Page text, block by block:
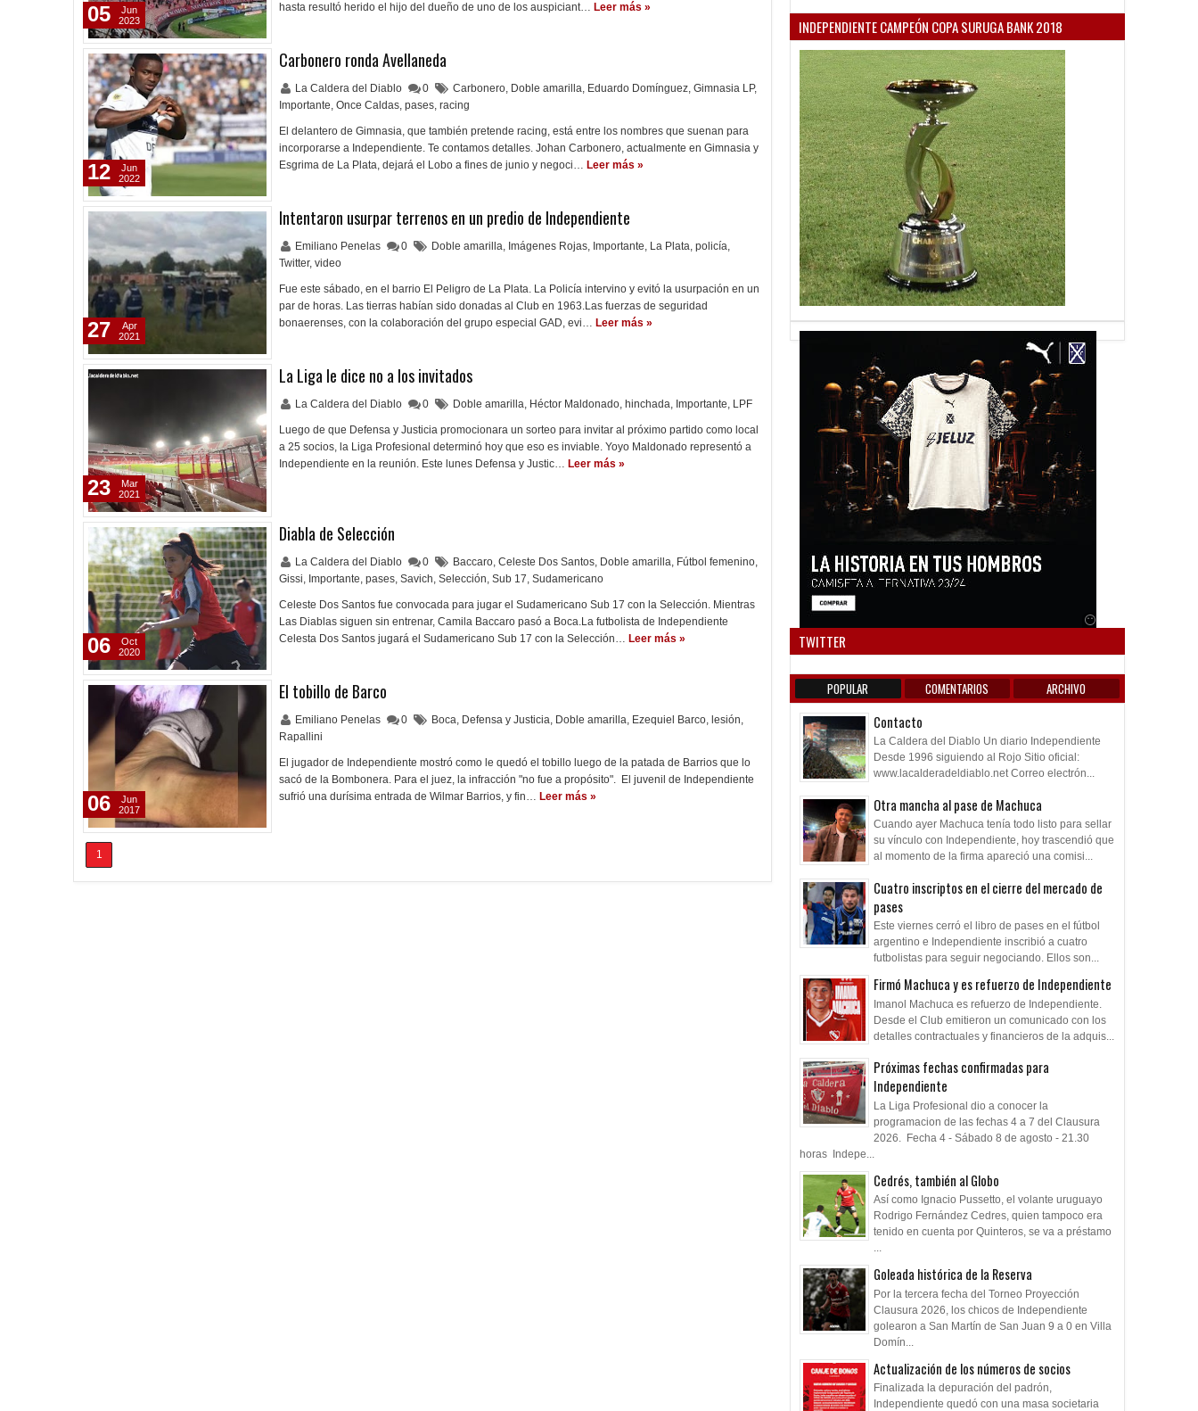
hasta resultó herido el hijo del dueño de uno de los auspiciant… Leer más »
05
Jun
2023
Carbonero ronda Avellaneda
La Caldera del Diablo 0 Carbonero, Doble amarilla, Eduardo Domínguez, Gimnasia LP,
Importante, Once Caldas, pases, racing
El delantero de Gimnasia, que también pretende racing, está entre los nombres que suenan para
incorporarse a Independiente. Te contamos detalles. Johan Carbonero, actualmente en Gimnasia y
Esgrima de La Plata, dejará el Lobo a fines de junio y negoci… Leer más »
12
Jun
2022
Intentaron usurpar terrenos en un predio de Independiente
Emiliano Penelas 0 Doble amarilla, Imágenes Rojas, Importante, La Plata, policía,
Twitter, video
Fue este sábado, en el barrio El Peligro de La Plata. La Policía intervino y evitó la usurpación en un
par de horas. Las tierras habían sido donadas al Club en 1963.Las fuerzas de seguridad
bonaerenses, con la colaboración del grupo especial GAD, evi… Leer más »
27
Apr
2021
La Liga le dice no a los invitados
La Caldera del Diablo 0 Doble amarilla, Héctor Maldonado, hinchada, Importante, LPF
Luego de que Defensa y Justicia promocionara un sorteo para invitar al próximo partido como local
a 25 socios, la Liga Profesional determinó hoy que eso es inviable. Yoyo Maldonado representó a
Independiente en la reunión. Este lunes Defensa y Justic… Leer más »
23
Mar
2021
Diabla de Selección
La Caldera del Diablo 0 Baccaro, Celeste Dos Santos, Doble amarilla, Fútbol femenino,
Gissi, Importante, pases, Savich, Selección, Sub 17, Sudamericano
Celeste Dos Santos fue convocada para jugar el Sudamericano Sub 17 con la Selección. Mientras
Las Diablas siguen sin entrenar, Camila Baccaro pasó a Boca.La futbolista de Independiente
Celesta Dos Santos jugará el Sudamericano Sub 17 con la Selección… Leer más »
06
Oct
2020
El tobillo de Barco
Emiliano Penelas 0 Boca, Defensa y Justicia, Doble amarilla, Ezequiel Barco, lesión,
Rapallini
El jugador de Independiente mostró como le quedó el tobillo luego de la patada de Barrios que lo
sacó de la Bombonera. Para el juez, la infracción "no fue a propósito". El juvenil de Independiente
sufrió una durísima entrada de Wilmar Barrios, y fin… Leer más »
06
Jun
2017
1
INDEPENDIENTE CAMPEÓN COPA SURUGA BANK 2018
TWITTER
POPULAR COMENTARIOS ARCHIVO
Contacto
La Caldera del Diablo Un diario Independiente
Desde 1996 siguiendo al Rojo Sitio oficial:
www.lacalderadeldiablo.net Correo electrón...
Otra mancha al pase de Machuca
Cuando ayer Machuca tenía todo listo para sellar
su vínculo con Independiente, hoy trascendió que
al momento de la firma apareció una comisi...
Cuatro inscriptos en el cierre del mercado de
pases
Este viernes cerró el libro de pases en el fútbol
argentino e Independiente inscribió a cuatro
futbolistas para seguir negociando. Ellos son...
Firmó Machuca y es refuerzo de Independiente
Imanol Machuca es refuerzo de Independiente.
Desde el Club emitieron un comunicado con los
detalles contractuales y financieros de la adquis...
Próximas fechas confirmadas para
Independiente
La Liga Profesional dio a conocer la
programacion de las fechas 4 a 7 del Clausura
2026. Fecha 4 - Sábado 8 de agosto - 21.30
horas Indepe...
Cedrés, también al Globo
Así como Ignacio Pussetto, el volante uruguayo
Rodrigo Fernández Cedres, quien tampoco era
tenido en cuenta por Quinteros, se va a préstamo
...
Goleada histórica de la Reserva
Por la tercera fecha del Torneo Proyección
Clausura 2026, los chicos de Independiente
golearon a San Martín de San Juan 9 a 0 en Villa
Domín...
Actualización de los números de socios
Finalizada la depuración del padrón,
Independiente quedó con una masa societaria